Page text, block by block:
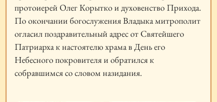
протоиерей Олег Корытко и духовенство Прихода.
По окончании богослужения Владыка митрополит
огласил поздравительный адрес от Святейшего
Патриарха к настоятелю храма в День его
Небесного покровителя и обратился к
собравшимся со словом назидания.